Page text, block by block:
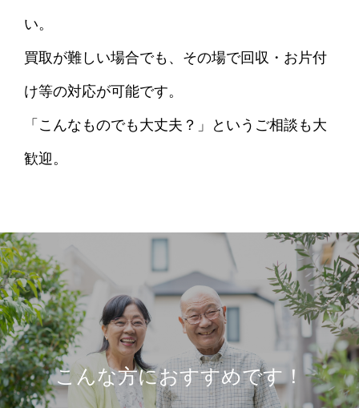
い。
買取が難しい場合でも、その場で回収・お片付
け等の対応が可能です。
「こんなものでも大丈夫？」というご相談も大
歓迎。
こんな方におすすめです！